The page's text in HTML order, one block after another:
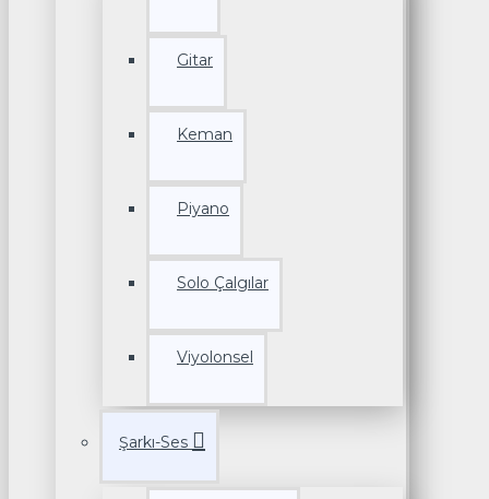
Gitar
Keman
Piyano
Solo Çalgılar
Viyolonsel
Şarkı-Ses